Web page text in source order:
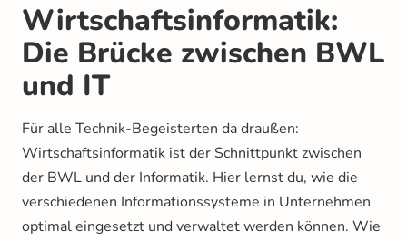
Wirtschaftsinformatik:
Die Brücke zwischen BWL
und IT
Für alle Technik-Begeisterten da draußen:
Wirtschaftsinformatik ist der Schnittpunkt zwischen
der BWL und der Informatik. Hier lernst du, wie die
verschiedenen Informationssysteme in Unternehmen
optimal eingesetzt und verwaltet werden können. Wie